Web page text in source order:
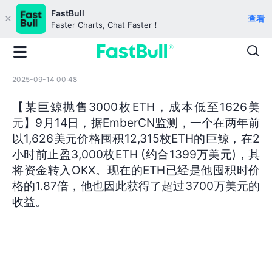
FastBull
Faster Charts, Chat Faster！
查看
2025-09-14 00:48
【某巨鲸抛售3000枚ETH，成本低至1626美
元】9月14日，据EmberCN监测，一个在两年前
以1,626美元价格囤积12,315枚ETH的巨鲸，在2
小时前止盈3,000枚ETH (约合1399万美元)，其
将资金转入OKX。现在的ETH已经是他囤积时价
格的1.87倍，他也因此获得了超过3700万美元的
收益。